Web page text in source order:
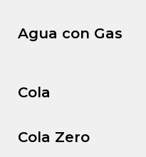
Agua con Gas
Cola
Cola Zero